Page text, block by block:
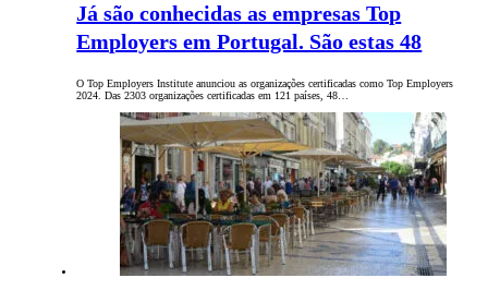
Já são conhecidas as empresas Top
Employers em Portugal. São estas 48
O Top Employers Institute anunciou as organizações certificadas como Top Employers
2024. Das 2303 organizações certificadas em 121 países, 48…